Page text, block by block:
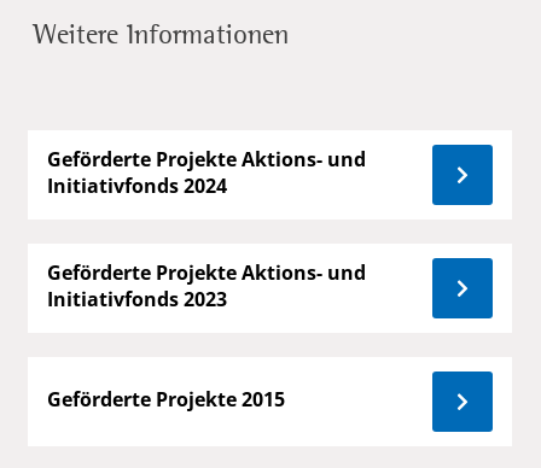
Weitere Informationen
Geförderte Projekte Aktions- und
Initiativfonds 2024
Geförderte Projekte Aktions- und
Initiativfonds 2023
Geförderte Projekte 2015